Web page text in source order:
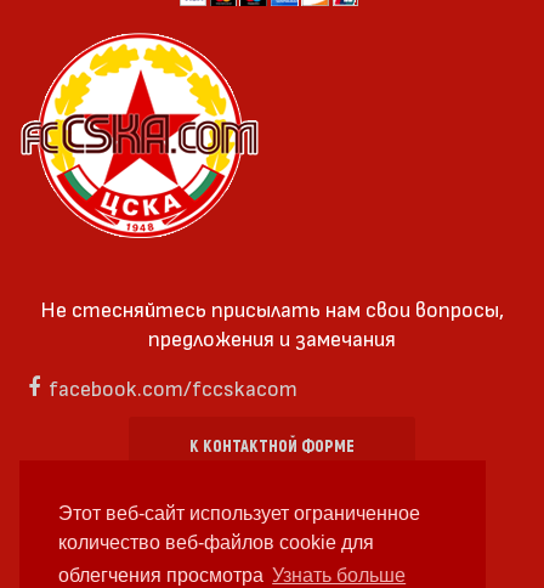
Этот веб-сайт использует ограниченное
количество веб-файлов cookie для
облегчения просмотра Узнать больше
Не стесняйтесь присылать нам свои вопросы,
предложения и замечания
facebook.com/fccskacom
К КОНТАКТНОЙ ФОРМЕ